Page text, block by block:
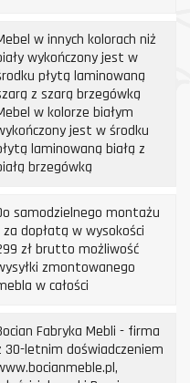
w innych kolorach niż
wykończony jest w
płytą laminowaną
z szarą brzegówką
w kolorze białym
jest w środku
laminowaną białą z
brzegówką
samodzielnego montażu
za dopłatą w wysokości
zł brutto możliwość
zmontowanego
w całości
Fabryka Mebli - firma
30-letnim doświadczeniem